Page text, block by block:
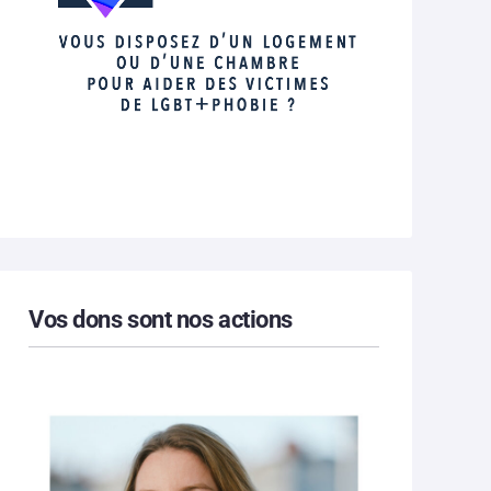
Vos dons sont nos actions